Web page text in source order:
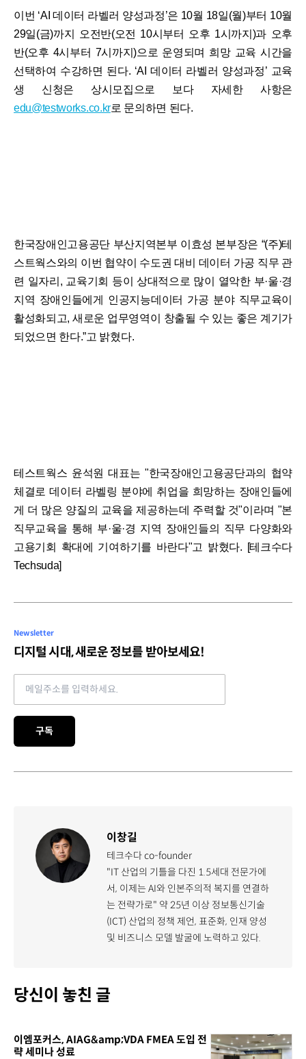
이번 ‘AI 데이터 라벨러 양성과정’은 10월 18일(월)부터 10월
29일(금)까지 오전반(오전 10시부터 오후 1시까지)과 오후
반(오후 4시부터 7시까지)으로 운영되며 희망 교육 시간을
선택하여 수강하면 된다. ‘AI 데이터 라벨러 양성과정’ 교육
생 신청은 상시모집으로 보다 자세한 사항은
edu@testworks.co.kr로 문의하면 된다.
한국장애인고용공단 부산지역본부 이효성 본부장은 “(주)테
스트웍스와의 이번 협약이 수도권 대비 데이터 가공 직무 관
련 일자리, 교육기회 등이 상대적으로 많이 열악한 부·울·경
지역 장애인들에게 인공지능데이터 가공 분야 직무교육이
활성화되고, 새로운 업무영역이 창출될 수 있는 좋은 계기가
되었으면 한다.”고 밝혔다.
테스트웍스 윤석원 대표는 "한국장애인고용공단과의 협약
체결로 데이터 라벨링 분야에 취업을 희망하는 장애인들에
게 더 많은 양질의 교육을 제공하는데 주력할 것"이라며 "본
직무교육을 통해 부·울·경 지역 장애인들의 직무 다양화와
고용기회 확대에 기여하기를 바란다"고 밝혔다. [테크수다
Techsuda]
Newsletter
디지털 시대, 새로운 정보를 받아보세요!
Email address
구독
이창길
테크수다 co-founder
"IT 산업의 기틀을 다진 1.5세대 전문가에
서, 이제는 AI와 인본주의적 복지를 연결하
는 전략가로" 약 25년 이상 정보통신기술
(ICT) 산업의 정책 제언, 표준화, 인재 양성
및 비즈니스 모델 발굴에 노력하고 있다.
당신이 놓친 글
이엠포커스, AIAG&amp;VDA FMEA 도입 전
략 세미나 성료